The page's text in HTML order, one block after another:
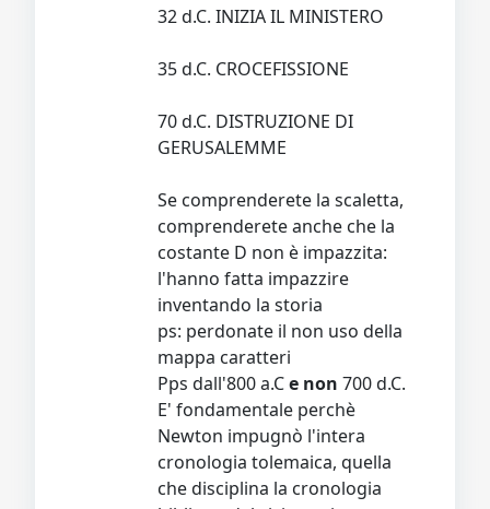
32 d.C. INIZIA IL MINISTERO
35 d.C. CROCEFISSIONE
70 d.C. DISTRUZIONE DI
GERUSALEMME
Se comprenderete la scaletta,
comprenderete anche che la
costante D non è impazzita:
l'hanno fatta impazzire
inventando la storia
ps: perdonate il non uso della
mappa caratteri
Pps dall'800 a.Ce non 700 d.C.
E' fondamentale perchè
Newton impugnò l'intera
cronologia tolemaica, quella
che disciplina la cronologia